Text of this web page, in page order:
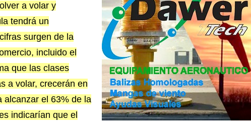
a volar y
tendrá un
surgen de la
incluido el
que las clases
a volar, crecerán en
alcanzar el 63% de la
indicarían que el